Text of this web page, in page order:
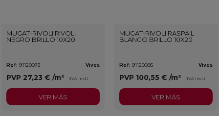
MUGAT-RIVOLI RIVOLI
NEGRO BRILLO 10X20
Ref: 91120073 Vives
PVP 27,23 € /m² (IVA incl.)
VER MÁS
MUGAT-RIVOLI RASPAIL
BLANCO BRILLO 10X20
Ref: 91120095 Vives
PVP 100,55 € /m² (IVA incl.)
VER MÁS